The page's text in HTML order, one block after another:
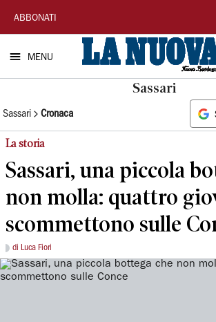
La
Nuova
Sardegna
ABBONATI
MENU
Sassari
Sassari Cronaca
La storia
Sassari, una piccola
non molla: quattro
scommettono sulle
di Luca Fiori